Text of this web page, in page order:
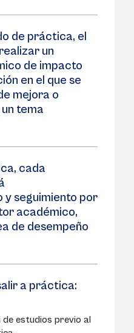
de práctica, el
un
de impacto
en el que se
mejora o
tema
cada
y seguimiento por
académico,
de desempeño
a práctica:
de estudios previo al